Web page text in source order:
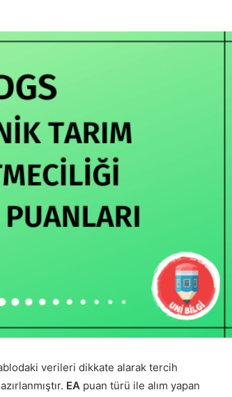
verileri dikkate alarak tercih
EApuan türü ile alım yapan